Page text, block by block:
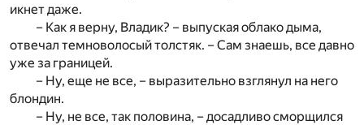
икнет даже.
– Как я верну, Владик? – выпуская облако дыма,
отвечал темноволосый толстяк. – Сам знаешь, все давно
уже за границей.
– Ну, еще не все, – выразительно взглянул на него
блондин.
– Ну, не все, так половина, – досадливо сморщился